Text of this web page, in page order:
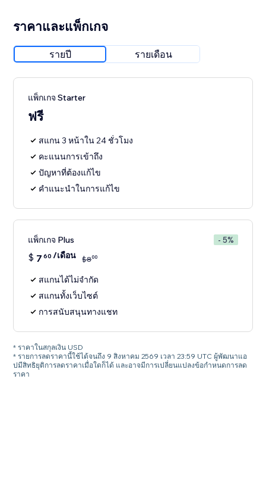
ราคาและแพ็กเกจ
รายปี รายเดือน
แพ็กเกจ Starter
ฟรี
สแกน 3 หน้าใน 24 ชั่วโมง
คะแนนการเข้าถึง
ปัญหาที่ต้องแก้ไข
คำแนะนำในการแก้ไข
แพ็กเกจ Plus - 5%
$ 7 60 /เดือน $800
สแกนได้ไม่จำกัด
สแกนทั้งเว็บไซต์
การสนับสนุนทางแชท
* ราคาในสกุลเงิน USD
* รายการลดราคานี้ใช้ได้จนถึง 9 สิงหาคม 2569 เวลา 23:59 UTC ผู้พัฒนาแอ
ปมีสิทธิยุติการลดราคาเมื่อใดก็ได้ และอาจมีการเปลี่ยนแปลงข้อกำหนดการลด
ราคา